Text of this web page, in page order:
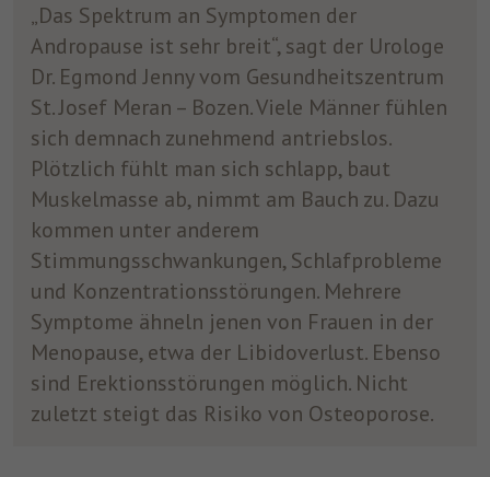
„Das Spektrum an Symptomen der
Andropause ist sehr breit“, sagt der Urologe
Dr. Egmond Jenny vom Gesundheitszentrum
St. Josef Meran – Bozen. Viele Männer fühlen
sich demnach zunehmend antriebslos.
Plötzlich fühlt man sich schlapp, baut
Muskelmasse ab, nimmt am Bauch zu. Dazu
kommen unter anderem
Stimmungsschwankungen, Schlafprobleme
und Konzentrationsstörungen. Mehrere
Symptome ähneln jenen von Frauen in der
Menopause, etwa der Libidoverlust. Ebenso
sind Erektionsstörungen möglich. Nicht
zuletzt steigt das Risiko von Osteoporose.